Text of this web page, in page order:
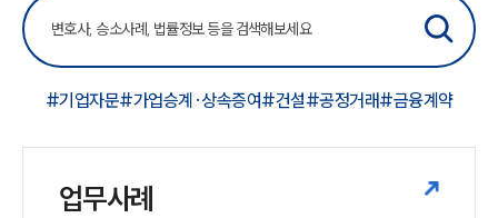
#기업자문#가업승계·상속증여#건설#공정거래#금융계약
업무사례